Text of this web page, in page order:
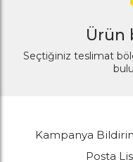
Ürün
Seçtiğiniz teslimat
Kampanya
Posta